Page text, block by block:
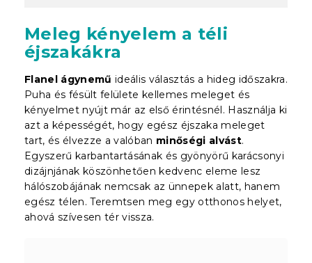
Meleg kényelem a téli
éjszakákra
Flanel ágynemű ideális választás a hideg időszakra.
Puha és fésült felülete kellemes meleget és
kényelmet nyújt már az első érintésnél. Használja ki
azt a képességét, hogy egész éjszaka meleget
tart, és élvezze a valóban minőségi alvást.
Egyszerű karbantartásának és gyönyörű karácsonyi
dizájnjának köszönhetően kedvenc eleme lesz
hálószobájának nemcsak az ünnepek alatt, hanem
egész télen. Teremtsen meg egy otthonos helyet,
ahová szívesen tér vissza.